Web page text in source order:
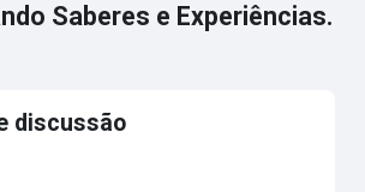
Saberes e Experiências.
discussão